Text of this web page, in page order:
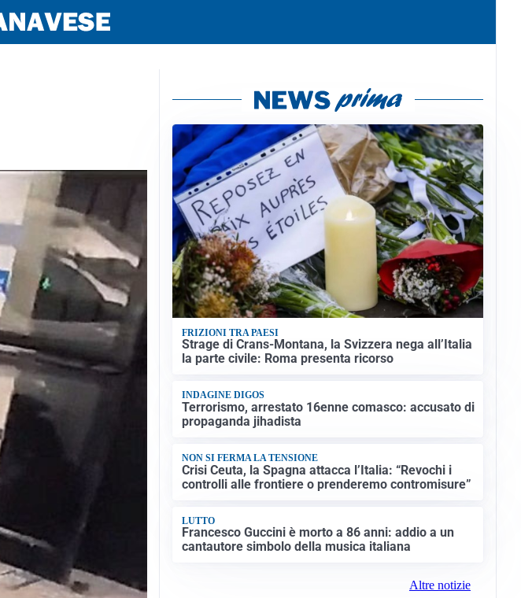
FRIZIONI TRA PAESI
Strage di Crans-Montana, la Svizzera nega all’Italia
la parte civile: Roma presenta ricorso
INDAGINE DIGOS
Terrorismo, arrestato 16enne comasco: accusato di
propaganda jihadista
NON SI FERMA LA TENSIONE
Crisi Ceuta, la Spagna attacca l’Italia: “Revochi i
controlli alle frontiere o prenderemo contromisure”
LUTTO
Francesco Guccini è morto a 86 anni: addio a un
cantautore simbolo della musica italiana
Altre notizie